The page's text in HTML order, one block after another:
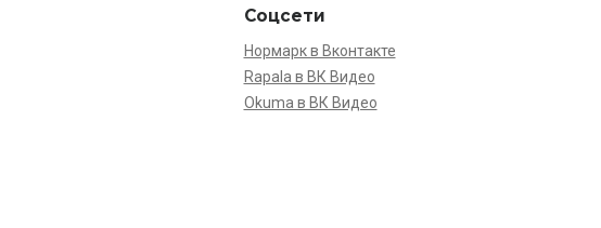
Соцсети
Нормарк в Вконтакте
Rapala в ВК Видео
Okuma в ВК Видео